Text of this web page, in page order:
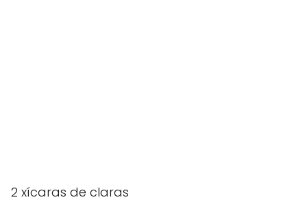
2 xícaras de claras